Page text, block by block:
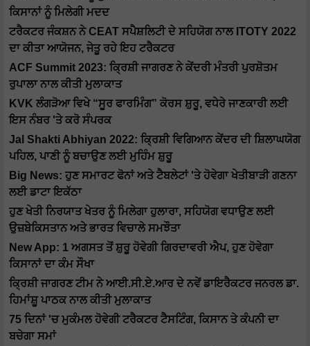
ਕਿਸਾਨਾਂ ਨੂੰ ਮਿਲੇਗੀ ਮਦਦ
ਟਰੈਕਟਰ ਜੰਕਸ਼ਨ ਨੇ CEAT ਸਪੈਸ਼ਲਿਟੀ ਦੇ ਸਹਿਯੋਗ ਨਾਲ ITOTY 2022
ਦਾ ਕੀਤਾ ਆਯੋਜਨ, ਜੇਤੂ ਰਹੇ ਇਹ ਟਰੈਕਟਰ
ACF Summit 2023: ਕ੍ਰਿਸ਼ੀ ਜਾਗਰਣ ਨੇ ਕੇਂਦਰੀ ਮੰਤਰੀ ਪੁਰਸ਼ੋਤਮ
ਰੁਪਾਲਾ ਨਾਲ ਕੀਤੀ ਮੁਲਾਕਾਤ
KVK ਲੰਗੜੋਆ ਵਿਖੇ “ਸੂਰ ਫਾਰਮਿੰਗ” ਕੋਰਸ ਸ਼ੁਰੂ, ਵਧੇਰੇ ਜਾਣਕਾਰੀ ਲਈ
ਇਸ ਨੰਬਰ 'ਤੇ ਕਰੋ ਸੰਪਰਕ
Jal Shakti Abhiyan 2022: ਕ੍ਰਿਸ਼ੀ ਵਿਗਿਆਨ ਕੇਂਦਰ ਦੀ ਸ਼ਿਲਾਘਯੋਗ
ਪਹਿਲ, ਪਾਣੀ ਨੂੰ ਬਚਾਉਣ ਲਈ ਮੁਹਿੰਮ ਸ਼ੁਰੂ
Big News: ਹੁਣ ਸਮਾਰਟ ਫੋਨਾਂ ਅਤੇ ਟੈਬਲੇਟਾਂ 'ਤੇ ਹੋਵੇਗਾ ਖੇਤੀਬਾੜੀ ਗਣਨਾ
ਲਈ ਡਾਟਾ ਇਕੱਠਾ
ਹੁਣ ਖੇਤੀ ਨਿਰਯਾਤ ਖੇਤਰ ਨੂੰ ਮਿਲੇਗਾ ਹੁਲਾਰਾ, ਸਹਿਯੋਗ ਵਧਾਉਣ ਲਈ
ਉਜ਼ਬੇਕਿਸਤਾਨ ਅਤੇ ਭਾਰਤ ਵਿਚਾਲੇ ਸਮਝੌਤਾ
New App: 1 ਅਗਸਤ ਤੋਂ ਸ਼ੁਰੂ ਹੋਵੇਗੀ ਗਿਰਦਾਵਰੀ ਐਪ, ਹੁਣ ਹੋਵੇਗਾ
ਕਿਸਾਨਾਂ ਦਾ ਕੰਮ ਸੌਖਾ
ਕ੍ਰਿਸ਼ੀ ਜਾਗਰਣ ਟੀਮ ਨੇ ਆਈ.ਸੀ.ਏ.ਆਰ ਦੇ ਨਵੇਂ ਡਾਇਰੈਕਟਰ ਜਨਰਲ ਡਾ.
ਹਿਮਾਂਸ਼ੂ ਪਾਠਕ ਨਾਲ ਕੀਤੀ ਮੁਲਾਕਾਤ
75 ਦਿਨਾਂ 'ਚ ਮੁਕੰਮਲ ਹੋਵੇਗੀ ਟਰੈਕਟਰ ਟੈਸਟਿੰਗ, ਕਿਸਾਨ ਤੇ ਕੰਪਨੀ ਦਾ
ਬਚੇਗਾ ਸਮਾਂ